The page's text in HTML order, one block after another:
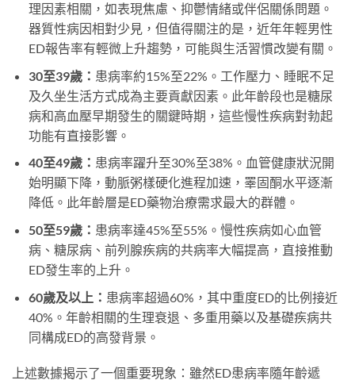
理因素相關，如表現焦慮、抑鬱情緒或伴侶關係問題。
器質性病因相對少見，但值得關注的是，近年年輕男性
ED報告率有輕微上升趨勢，可能與生活習慣改變有關。
30至39歲： 患病率約15%至22%。工作壓力、睡眠不足
及久坐生活方式成為主要貢獻因素。此年齡段也是糖尿
病和高血壓早期發生的關鍵時期，這些慢性疾病對勃起
功能有直接影響。
40至49歲： 患病率躍升至30%至38%。血管健康狀況開
始明顯下降，動脈粥樣硬化進程加速，睪固酮水平逐漸
降低。此年齡層是ED藥物治療需求最大的群體。
50至59歲： 患病率達45%至55%。慢性疾病如心血管
病、糖尿病、前列腺疾病的共病率大幅提高，直接推動
ED發生率的上升。
60歲及以上： 患病率超過60%，其中重度ED的比例接近
40%。年齡相關的生理衰退、多重用藥以及基礎疾病共
同構成ED的高發背景。
上述數據揭示了一個重要現象：雖然ED患病率隨年齡遞